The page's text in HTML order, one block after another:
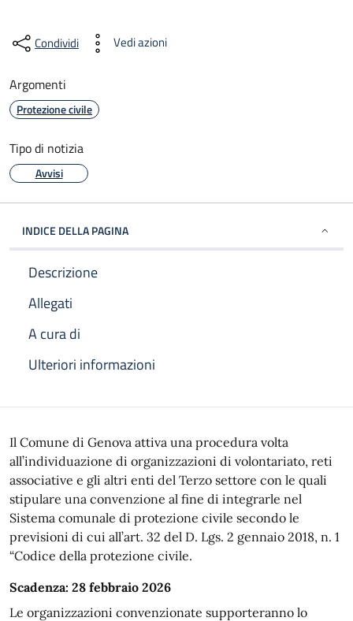
Condividi Vedi azioni
Argomenti
Protezione civile
Tipo di notizia
Avvisi
INDICE DELLA PAGINA
Descrizione
Allegati
A cura di
Ulteriori informazioni
Descrizione
Il Comune di Genova attiva una procedura volta
all’individuazione di organizzazioni di volontariato, reti
associative e gli altri enti del Terzo settore con le quali
stipulare una convenzione al fine di integrarle nel
Sistema comunale di protezione civile secondo le
previsioni di cui all’art. 32 del D. Lgs. 2 gennaio 2018, n. 1
“Codice della protezione civile.
Scadenza: 28 febbraio 2026
Le organizzazioni convenzionate supporteranno lo